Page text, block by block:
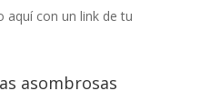
aquí con un link de tu
asombrosas